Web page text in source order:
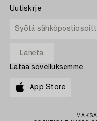
Uutiskirje
Lataa sovelluksemme
App Store
MAKSA